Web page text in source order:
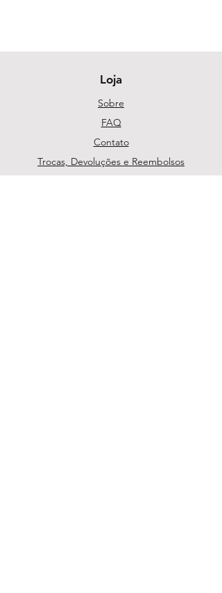
Loja
Sobre
FAQ
Contato
Trocas, Devoluções e Reembolsos